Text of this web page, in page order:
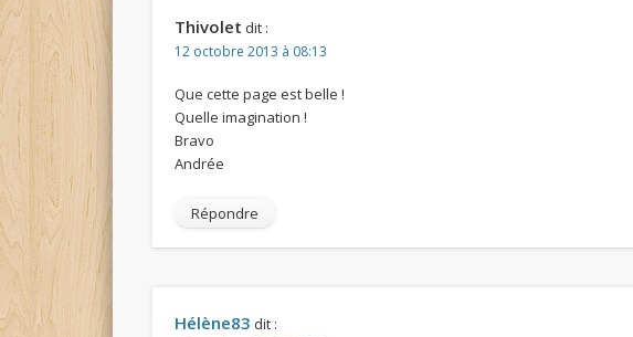
Thivolet dit :
12 octobre 2013 à 08:13
Que cette page est belle !
Quelle imagination !
Bravo
Andrée
Répondre
Hélène83 dit :